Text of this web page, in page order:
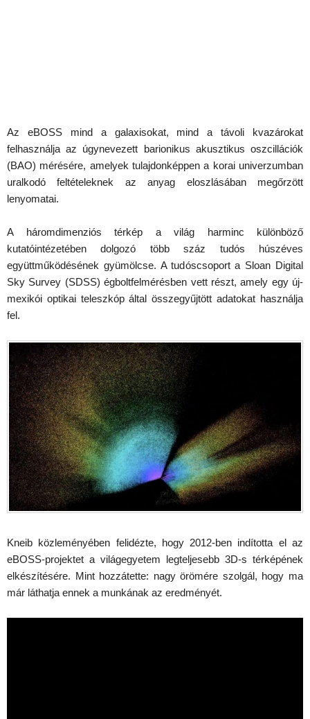
Az eBOSS mind a galaxisokat, mind a távoli kvazárokat
felhasználja az úgynevezett barionikus akusztikus oszcillációk
(BAO) mérésére, amelyek tulajdonképpen a korai univerzumban
uralkodó feltételeknek az anyag eloszlásában megőrzött
lenyomatai.
A háromdimenziós térkép a világ harminc különböző
kutatóintézetében dolgozó több száz tudós húszéves
együttműködésének gyümölcse. A tudóscsoport a Sloan Digital
Sky Survey (SDSS) égboltfelmérésben vett részt, amely egy új-
mexikói optikai teleszkóp által összegyűjtött adatokat használja
fel.
Kneib közleményében felidézte, hogy 2012-ben indította el az
eBOSS-projektet a világegyetem legteljesebb 3D-s térképének
elkészítésére. Mint hozzátette: nagy örömére szolgál, hogy ma
már láthatja ennek a munkának az eredményét.